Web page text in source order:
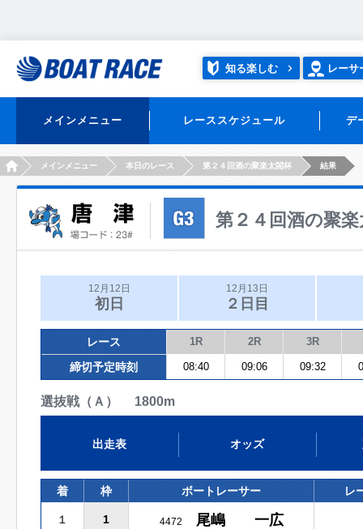
知る楽しむ レーサ
メインメニュー レーススケジュール デ
HOMEメインメニュー 本日のレース 第２４回酒の聚楽太閤杯 結果
第２４回酒の聚
12月12日
初日
12月13日
２日目
レース 1R 2R 3R
締切予定時刻 08:40 09:06 09:32
選抜戦（Ａ） 1800m
出走表 オッズ
着 枠 ボートレーサー レ
１ 1 4472 尾嶋 一広